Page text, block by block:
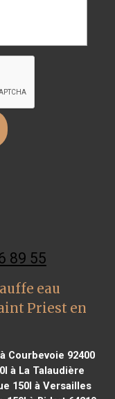
89 55
eau
Priest en
Courbevoie 92400
à La Talaudière
150l à Versailles